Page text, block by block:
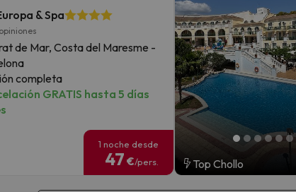
& Spa
de Mar, Costa del Maresme -
completa
GRATIS hasta 5 días
1 noche desde
47 €/pers. Top Chollo